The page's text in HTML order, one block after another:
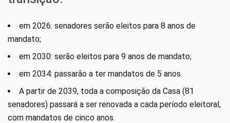
em 2026: senadores serão eleitos para 8 anos de
mandato;
em 2030: serão eleitos para 9 anos de mandato;
em 2034: passarão a ter mandatos de 5 anos.
A partir de 2039, toda a composição da Casa (81
senadores) passará a ser renovada a cada período eleitoral,
com mandatos de cinco anos.